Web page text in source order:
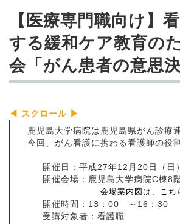
【医療専門職向け】
する緩和ケア教育の
会「がん患者の意思決
鹿児島大学病院は鹿児島県がん診療
今回、がん看護に携わる看護師の役
開催日：平成27年12月20日（日）
開催会場：鹿児島大学病院C棟
会場案内図は、 こち
開催時間：13：00 ～16：30
受講対象者：看護職